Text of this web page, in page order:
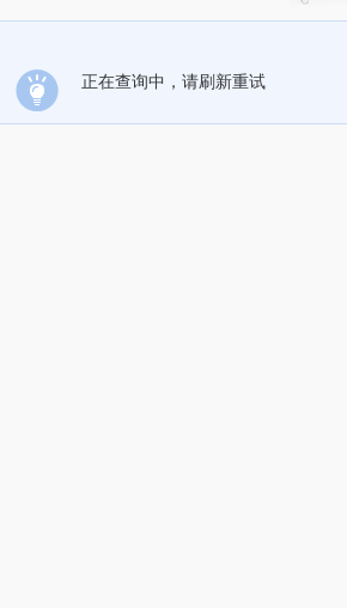
正在查询中，请刷新重试